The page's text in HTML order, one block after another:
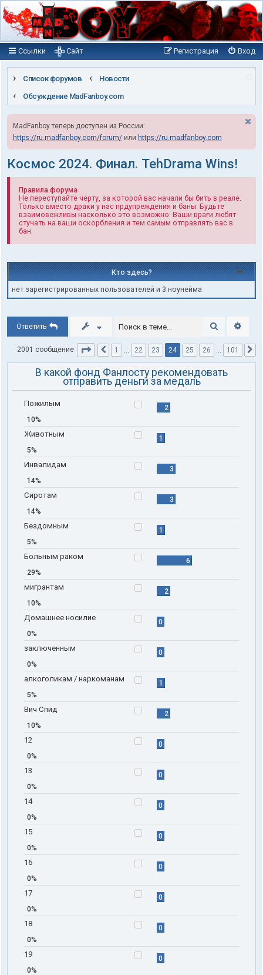
Ссылки Вход
Регистрация
Сайт
Список форумов
Новости
Обсуждение MadFanboy.com
MadFanboy теперь доступен из России:
https://ru.madfanboy.com/forum/ или https://ru.madfanboy.com
Космос 2024. Финал. TehDrama Wins!
Правила форума
Не переступайте черту, за которой вас начали бы бить в реале.
Только вместо драки у нас прдупреждения и баны. Будьте
взаимовежливы насколько это возможно. Ваши враги любят
стучать на ваши оскорбления и тем самым отправлять вас в
бан.
Кто здесь?
нет зарегистрированных пользователей и 3 ноунейма
Ответить Поиск
2001 сообщение Страница из 101
Пред.
1 … 22 23 24 25 26 … 101
В какой фонд Фанлосту рекомендовать
отправить деньги за медаль
Пожилым
2
10%
Животным
1
5%
Инвалидам
3
14%
Сиротам
3
14%
Бездомным
1
5%
Больным раком
6
29%
мигрантам
2
10%
Домашнее носилие
0
0%
заключенным
0
0%
алкоголикам / наркоманам
1
5%
Вич Спид
2
10%
12
0
0%
13
0
0%
14
0
0%
15
0
0%
16
0
0%
17
0
0%
18
0
0%
19
0
0%